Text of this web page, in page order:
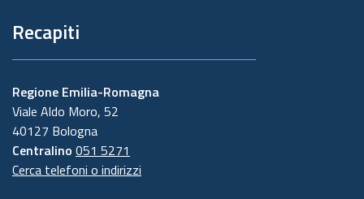
Recapiti
Regione Emilia-Romagna
Viale Aldo Moro, 52
40127 Bologna
Centralino 051 5271
Cerca telefoni o indirizzi